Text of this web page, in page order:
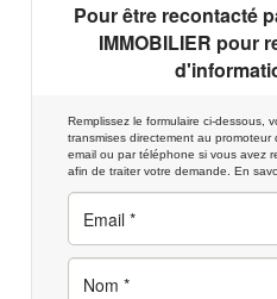
Pour être recontacté
IMMOBILIER pour
Remplissez le formulaire ci-dessous,
transmises directement au promoteur
email ou par téléphone si vous avez
afin de traiter votre demande. En